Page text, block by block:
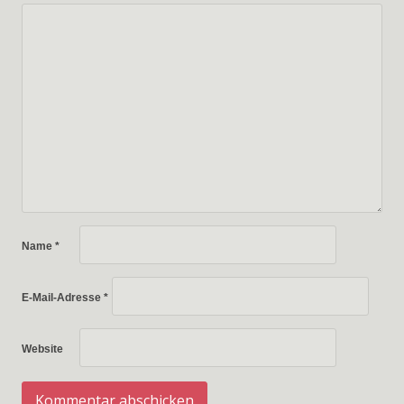
Name *
E-Mail-Adresse *
Website